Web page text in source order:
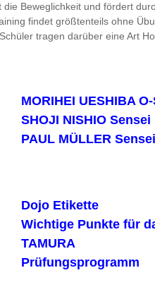
Beweglichkeit und fördert
findet größtenteils ohne
tragen darüber eine Art
MORIHEI UESHIBA
SHOJI NISHIO Sensei
PAUL MÜLLER Sensei
Dojo Etikette
Wichtige Punkte für
TAMURA
Prüfungsprogramm